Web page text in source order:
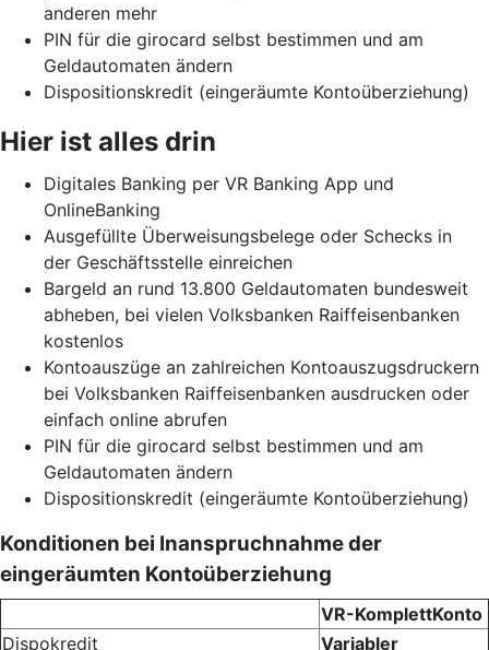
anderen mehr
PIN für die girocard selbst bestimmen und am
Geldautomaten ändern
Dispositionskredit (eingeräumte Kontoüberziehung)
Hier ist alles drin
Digitales Banking per VR Banking App und
OnlineBanking
Ausgefüllte Überweisungsbelege oder Schecks in
der Geschäftsstelle einreichen
Bargeld an rund 13.800 Geldautomaten bundesweit
abheben, bei vielen Volksbanken Raiffeisenbanken
kostenlos
Kontoauszüge an zahlreichen Kontoauszugsdruckern
bei Volksbanken Raiffeisenbanken ausdrucken oder
einfach online abrufen
PIN für die girocard selbst bestimmen und am
Geldautomaten ändern
Dispositionskredit (eingeräumte Kontoüberziehung)
Konditionen bei Inanspruchnahme der
eingeräumten Kontoüberziehung
VR-KomplettKonto
Dispokredit
Variabler